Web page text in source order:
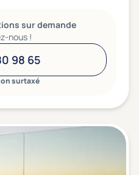
sur demande
nous !
98 65
surtaxé